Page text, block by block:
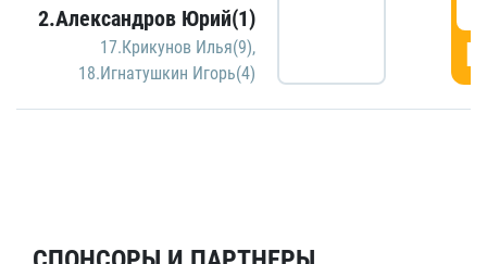
2.Александров Юрий(1)
17.Крикунов Илья(9),
18.Игнатушкин Игорь(4)